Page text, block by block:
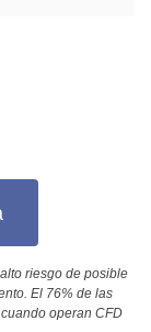
riesgo de posible
El 76% de las
operan CFD